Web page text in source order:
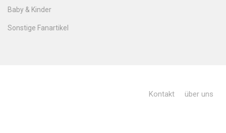
Baby & Kinder
Sonstige Fanartikel
Kontakt über uns